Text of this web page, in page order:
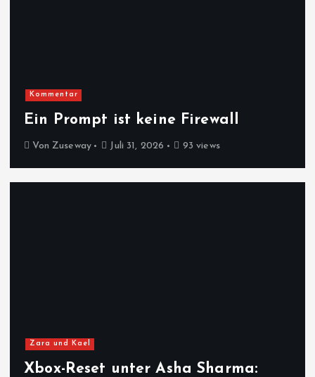
Kommentar
Ein Prompt ist keine Firewall
Von Zuseway Juli 31, 2026 93 views
Zara und Kael
Xbox-Reset unter Asha Sharma: